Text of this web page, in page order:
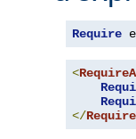
Require
<
</